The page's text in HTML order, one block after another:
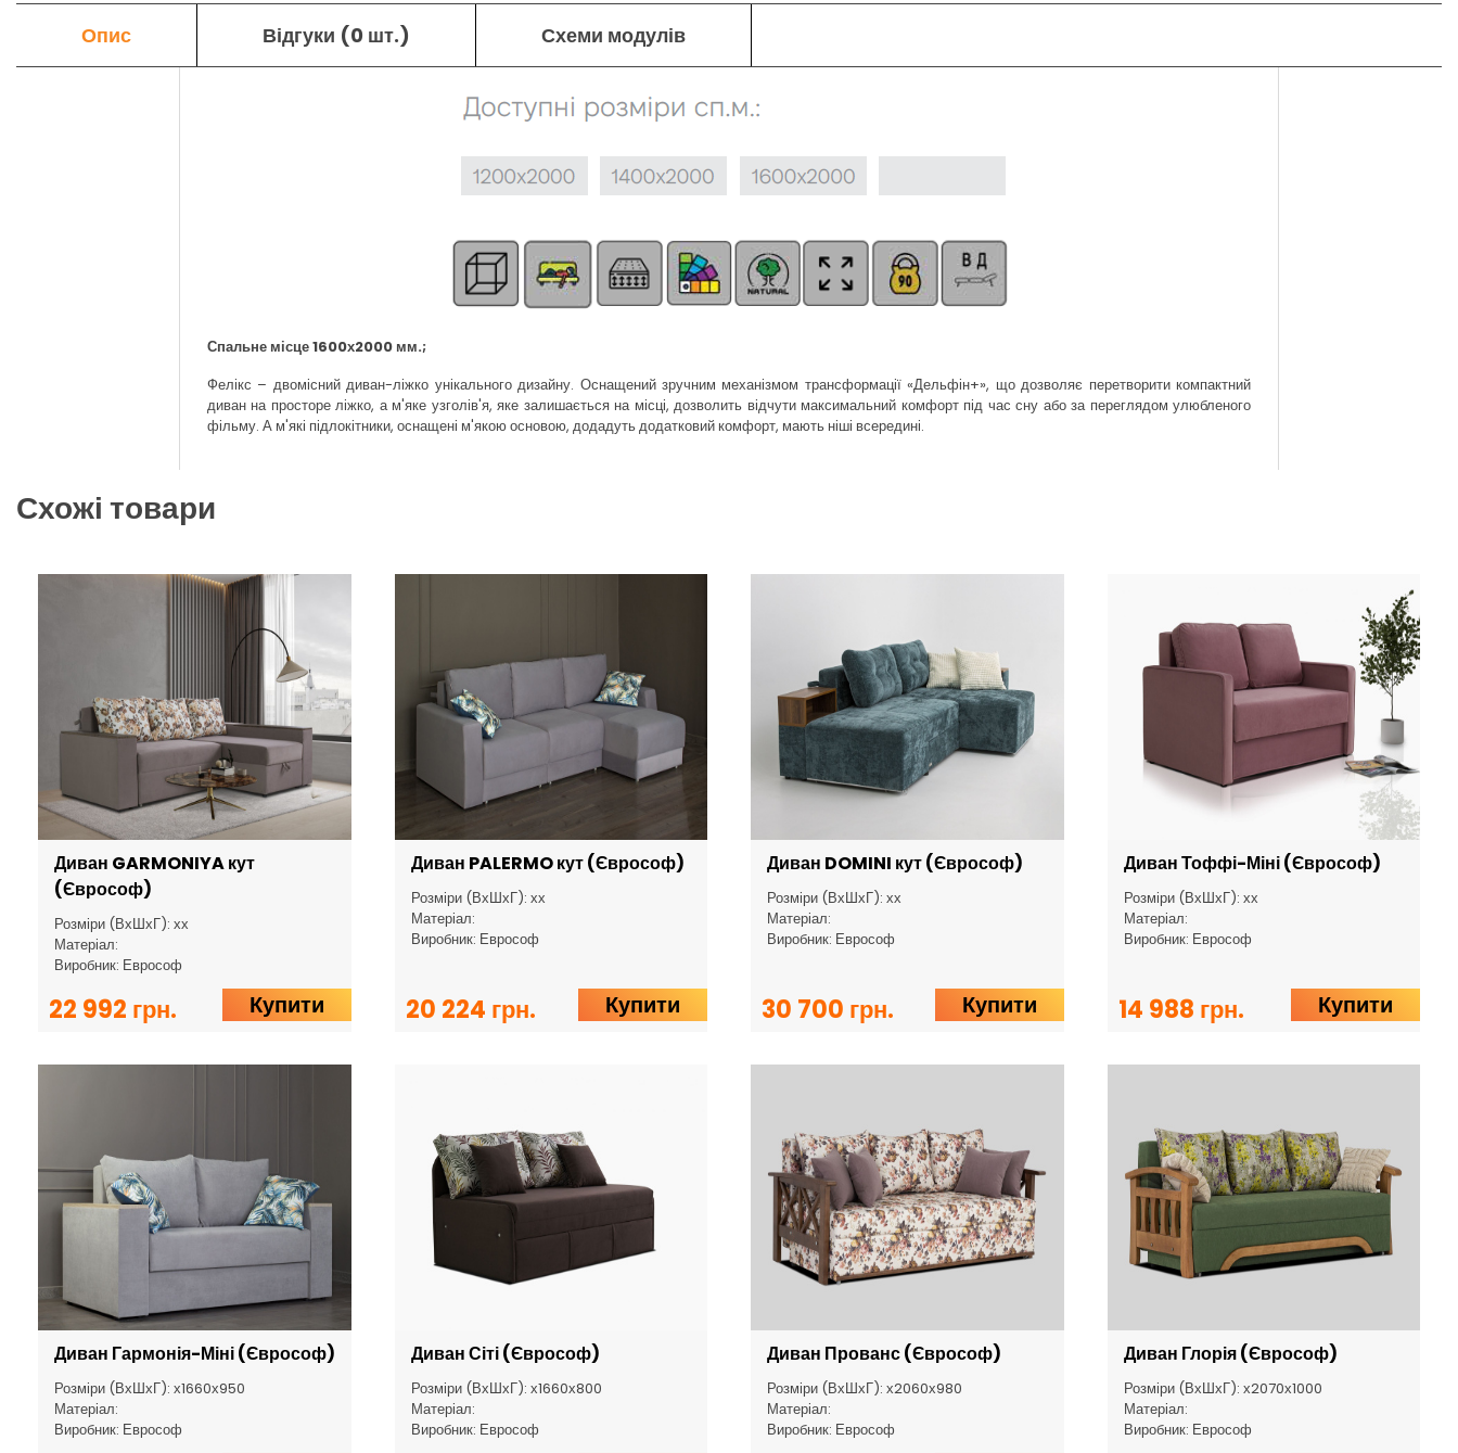
Опис Відгуки (0 шт.) Схеми модулів
Спальне місце 1600х2000 мм.;
Фелікс – двомісний диван-ліжко унікального дизайну. Оснащений зручним механізмом трансформації «Дельфін+», що дозволяє перетворити компактний
диван на просторе ліжко, а м'яке узголів'я, яке залишається на місці, дозволить відчути максимальний комфорт під час сну або за переглядом улюбленого
фільму. А м'які підлокітники, оснащені м'якою основою, додадуть додатковий комфорт, мають ніші всередині.
Схожі товари
Диван GARMONIYA кут
(Єврософ)
Розміри (ВхШхГ): хх
Матеріал:
Виробник: Еврософ
22 992 грн. Купити
Диван PALERMO кут (Єврософ)
Розміри (ВхШхГ): хх
Матеріал:
Виробник: Еврософ
20 224 грн. Купити
Диван DOMINI кут (Єврософ)
Розміри (ВхШхГ): хх
Матеріал:
Виробник: Еврософ
30 700 грн. Купити
Диван Тоффі-Міні (Єврософ)
Розміри (ВхШхГ): хх
Матеріал:
Виробник: Еврософ
14 988 грн. Купити
Диван Гармонія-Міні (Єврософ)
Розміри (ВхШхГ): х1660х950
Матеріал:
Виробник: Еврософ
Диван Сіті (Єврософ)
Розміри (ВхШхГ): х1660х800
Матеріал:
Виробник: Еврософ
Диван Прованс (Єврософ)
Розміри (ВхШхГ): х2060х980
Матеріал:
Виробник: Еврософ
Диван Глорія (Єврософ)
Розміри (ВхШхГ): х2070х1000
Матеріал:
Виробник: Еврософ